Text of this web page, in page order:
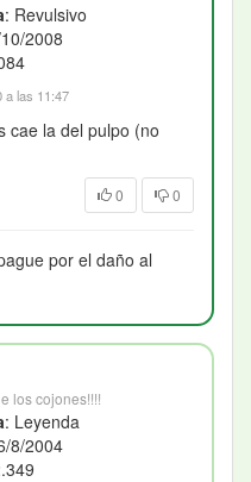
: Revulsivo
2008
a las 11:47
cae la del pulpo (no
0 0
por el daño al
los cojones!!!!
: Leyenda
8/2004